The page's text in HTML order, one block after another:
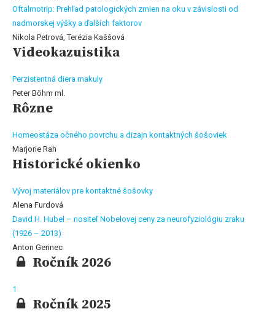
Oftalmotrip: Prehľad patologických zmien na oku v závislosti od
nadmorskej výšky a ďalších faktorov
Nikola Petrová, Terézia Kaššová
Videokazuistika
Perzistentná diera makuly
Peter Böhm ml.
Rôzne
Homeostáza očného povrchu a dizajn kontaktných šošoviek
Marjorie Rah
Historické okienko
Vývoj materiálov pre kontaktné šošovky
Alena Furdová
David H. Hubel – nositeľ Nobelovej ceny za neurofyziológiu zraku
(1926 – 2013)
Anton Gerinec
Ročník 2026
1
Ročník 2025